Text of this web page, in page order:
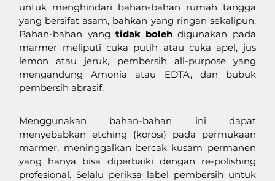
untuk menghindari bahan-bahan rumah tangga
yang bersifat asam, bahkan yang ringan sekalipun.
Bahan-bahan yang tidak boleh digunakan pada
marmer meliputi cuka putih atau cuka apel, jus
lemon atau jeruk, pembersih all-purpose yang
mengandung Amonia atau EDTA, dan bubuk
pembersih abrasif.
Menggunakan bahan-bahan ini dapat
menyebabkan etching (korosi) pada permukaan
marmer, meninggalkan bercak kusam permanen
yang hanya bisa diperbaiki dengan re-polishing
profesional. Selalu periksa label pembersih untuk